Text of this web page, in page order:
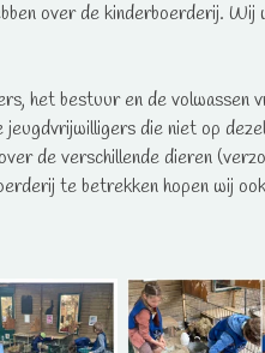
over de kinderboerderij. Wij
het bestuur en de volwassen
die niet op
de verschillende dieren
te betrekken hopen wij